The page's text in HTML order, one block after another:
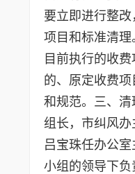
要立即进行整
项目和标准清理
目前执行的收
的、原定收费
和规范。三、
组长，市纠风
吕宝珠任办公
小组的领导下